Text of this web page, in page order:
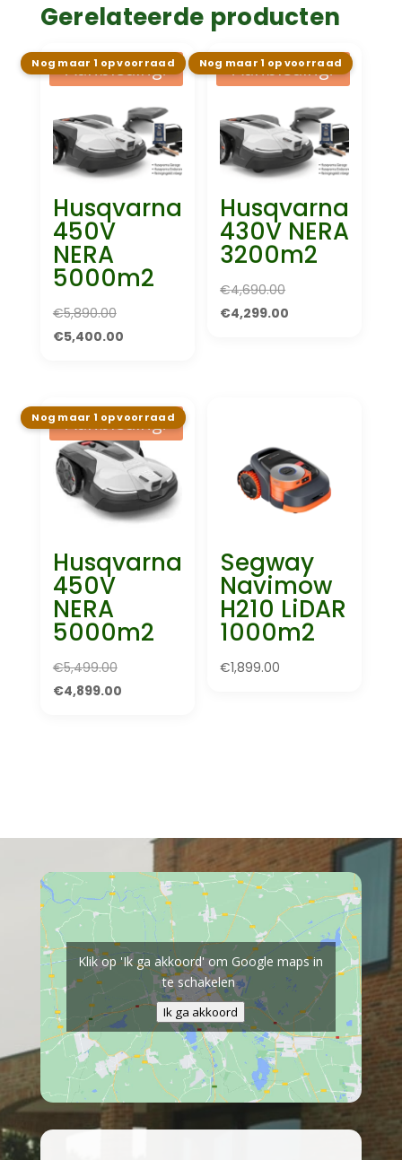
Gerelateerde producten
Aanbieding!
Husqvarna
450V
NERA
5000m2
€5,890.00Oorspronkelijke
prijs
€5,400.00Huidige
€5,400.00.
Nog maar 1 op voorraad Aanbieding!
Husqvarna
430V NERA
3200m2
€4,690.00Oorspronkelijke
prijs
€4,299.00
Nog maar 1 op voorraad
Aanbieding!
Husqvarna
450V
NERA
5000m2
€5,499.00Oorspronkelijke
prijs
€4,899.00Huidige
Nog maar 1 op voorraad
Segway
Navimow
H210 LiDAR
1000m2
€1,899.00
Klik op 'Ik ga akkoord' om Google maps in
te schakelen
Ik ga akkoord